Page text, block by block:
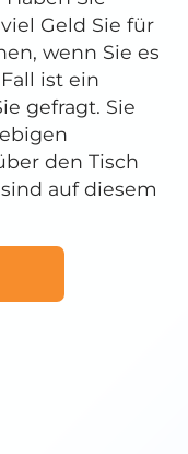
Geld Sie für
wenn Sie es
ist ein
gefragt. Sie
den Tisch
auf diesem